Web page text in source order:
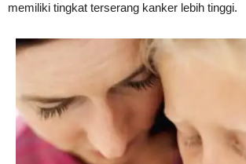
memiliki tingkat terserang kanker lebih tinggi.